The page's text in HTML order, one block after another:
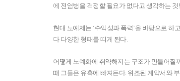
에 전염병을 걱정할 필요가 없다고 생각하는
현대 노예제는 ‘수익성과 폭력’을 바탕으로
다 다양한 형태를 띠게 된다.
어떻게 노예화에 취약해지는 구조가 만들어질
때 그들은 유혹에 빠져든다. 위조된 계약서와